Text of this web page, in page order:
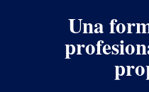
Una